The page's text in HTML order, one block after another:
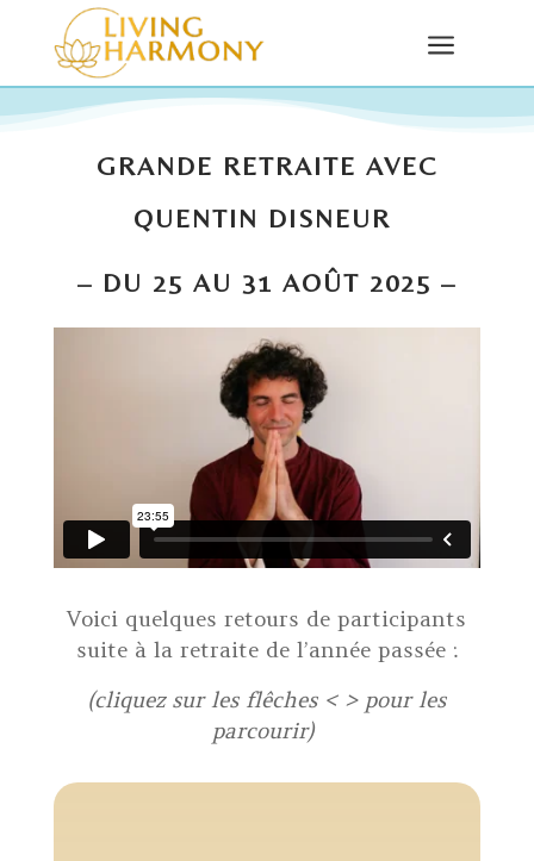
a
GRANDE RETRAITE AVEC
QUENTIN DISNEUR
– DU 25 AU 31 AOÛT 2025 –
Voici quelques retours de participants
suite à la retraite de l’année passée :
(cliquez sur les flêches < > pour les
parcourir)